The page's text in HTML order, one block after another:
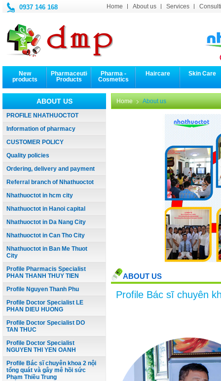
0937 146 168 Home About us Services
New
products
Pharmaceutical
Products
Pharma -
Cosmetics
Haircare Skin Care
ABOUT US
PROFILE NHATHUOCTOT
Information of pharmacy
CUSTOMER POLICY
Quality policies
Ordering, delivery and payment
Referral branch of Nhathuoctot
Nhathuoctot in hcm city
Nhathuoctot in Hanoi capital
Nhathuoctot in Da Nang City
Nhathuoctot in Can Tho City
Nhathuoctot in Ban Me Thuot
City
Profile Pharmacis Specialist
PHAN THANH THUY TIEN
Profile Nguyen Thanh Phu
Profile Doctor Specialist LE
PHAN DIEU HUONG
Profile Doctor Specialist DO
TAN THUC
Profile Doctor Specialist
NGUYEN THI YEN OANH
Profile Bác sĩ chuyên khoa 2 nội
tổng quát và gây mê hồi sức
Phạm Thiều Trung
Home About us
ABOUT US
Profile Bác sĩ chuyên